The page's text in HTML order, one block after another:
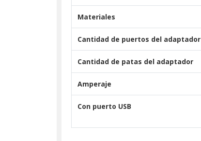
Materiales
Cantidad de puertos del adaptador
Cantidad de patas del adaptador
Amperaje
Con puerto USB